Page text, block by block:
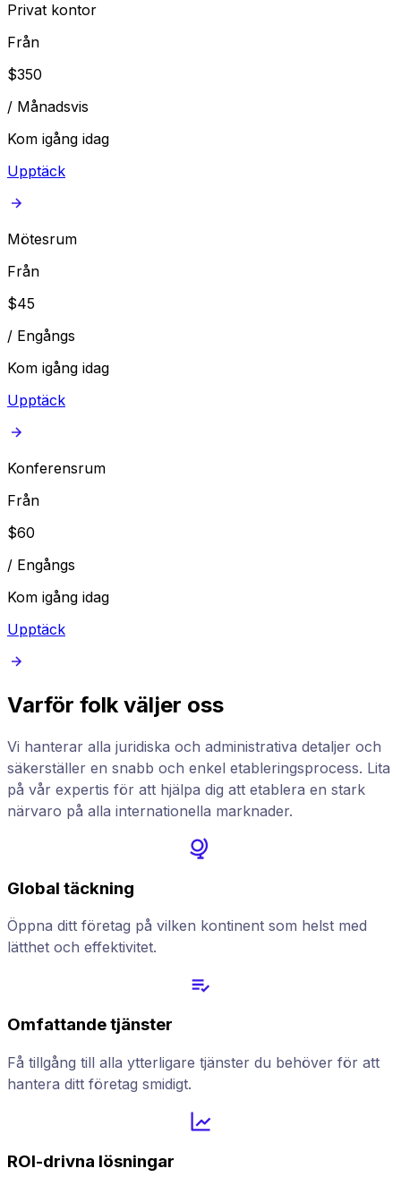
Privat kontor
Från
$350
/ Månadsvis
Kom igång idag
Upptäck
Mötesrum
Från
$45
/ Engångs
Kom igång idag
Upptäck
Konferensrum
Från
$60
/ Engångs
Kom igång idag
Upptäck
Varför folk väljer oss
Vi hanterar alla juridiska och administrativa detaljer och
säkerställer en snabb och enkel etableringsprocess. Lita
på vår expertis för att hjälpa dig att etablera en stark
närvaro på alla internationella marknader.
Global täckning
Öppna ditt företag på vilken kontinent som helst med
lätthet och effektivitet.
Omfattande tjänster
Få tillgång till alla ytterligare tjänster du behöver för att
hantera ditt företag smidigt.
ROI-drivna lösningar